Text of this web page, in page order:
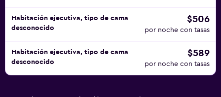
Habitación ejecutiva, tipo de cama
desconocido
$506
por noche con tasas
Habitación ejecutiva, tipo de cama
desconocido
$589
por noche con tasas